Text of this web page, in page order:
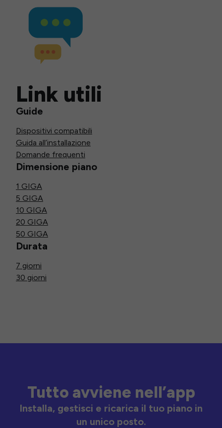
Link utili
Guide
Dispositivi compatibili
Guida all’installazione
Domande frequenti
Dimensione piano
1 GIGA
5 GIGA
10 GIGA
20 GIGA
50 GIGA
Durata
7 giorni
30 giorni
Tutto avviene nell’app
Installa, gestisci e ricarica il tuo piano in
un unico posto.